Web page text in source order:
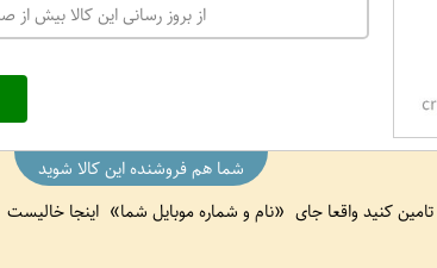
از بروز رسانی این کالا بیش
شما هم فروشنده این کالا شوید
کنید واقعا جای
نام و شماره موبایل شما اینجا خالیست